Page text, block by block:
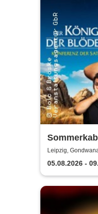
der Blöden
Kabarett
Leipzig,
05.08.2026 -